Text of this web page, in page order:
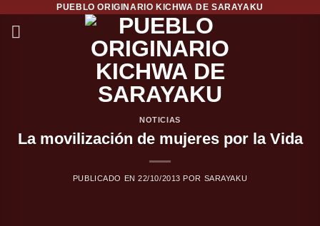
PUEBLO ORIGINARIO KICHWA DE SARAYAKU
NOTICIAS
La movilización de mujeres por la Vida
PUBLICADO EN22/10/2013 POR SARAYAKU